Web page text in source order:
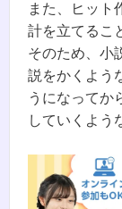
また、ヒット
計を立てるこ
そのため、小
説をかくよう
うになってか
していくよう